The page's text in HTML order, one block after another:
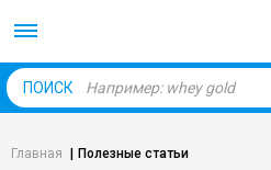
ПОИСК
Главная Полезные статьи